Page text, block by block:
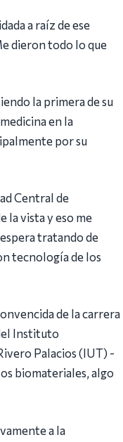
a raíz de ese
dieron todo lo que
la primera de su
en la
por su
Central de
la vista y eso me
tratando de
tecnología de los
de la carrera
Instituto
Palacios (IUT) -
biomateriales, algo
a la